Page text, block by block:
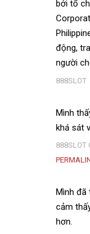
bởi tổ
động,
người
888SLOT
Mình
khá sát
888SLOT
Mình đã
cảm
hơn.